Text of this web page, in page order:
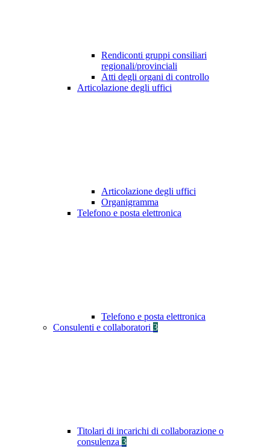
Rendiconti gruppi consiliari
regionali/provinciali
Atti degli organi di controllo
Articolazione degli uffici
Articolazione degli uffici
Organigramma
Telefono e posta elettronica
Telefono e posta elettronica
Consulenti e collaboratori 3
Titolari di incarichi di collaborazione o
consulenza 3